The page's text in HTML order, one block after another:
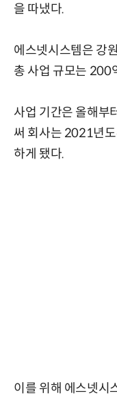
을 따냈다.
에스넷시스템은 강
총 사업 규모는 200
사업 기간은 올해부
써 회사는 2021년
하게 됐다.
이를 위해 에스넷시